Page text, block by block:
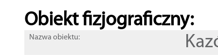
Obiekt fizjograficzny:
Nazwa obiektu: